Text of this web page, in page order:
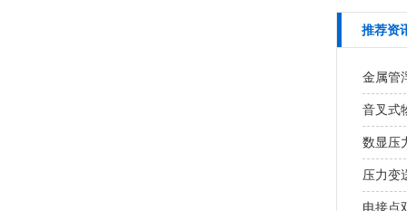
推荐资
金属管
音叉式
数显压
压力变
电接点